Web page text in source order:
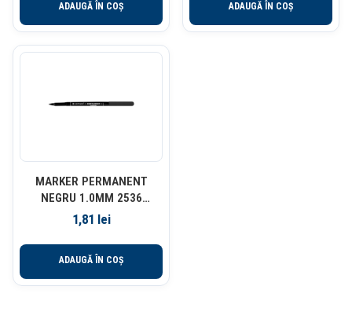
ADAUGĂ ÎN COȘ ADAUGĂ ÎN COȘ
MARKER PERMANENT
NEGRU 1.0MM 2536
CENTROPEN
1,81 lei
ADAUGĂ ÎN COȘ